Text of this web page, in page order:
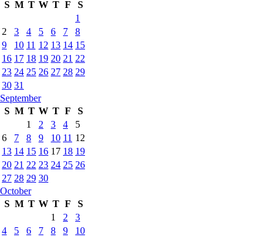
S M T W T F
S
1
2
3 4 5 6 7
8
9
10 11 12 13 14 15
16 17 18 19 20 21 22
23 24 25 26 27 28 29
30 31
September
S M T W T F
S
1
2 3 4
5
6
7 8 9 10 11 12
13 14 15 16 17 18 19
20 21 22 23 24 25 26
27 28 29 30
October
S M T W T F
S
1
2
3
4
5 6 7 8 9
10